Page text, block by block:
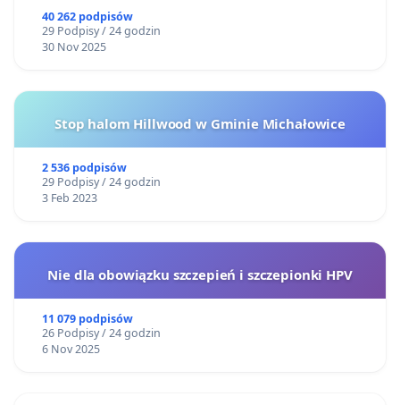
40 262 podpisów
29 Podpisy / 24 godzin
30 Nov 2025
Stop halom Hillwood w Gminie Michałowice
2 536 podpisów
29 Podpisy / 24 godzin
3 Feb 2023
Nie dla obowiązku szczepień i szczepionki HPV
11 079 podpisów
26 Podpisy / 24 godzin
6 Nov 2025